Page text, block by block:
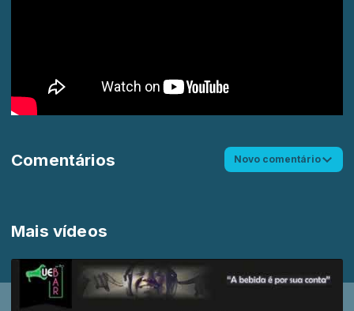
Mais vídeos
Comentários Novo comentário